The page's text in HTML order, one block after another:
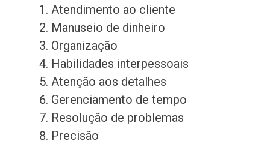
Atendimento ao cliente
Manuseio de dinheiro
Organização
Habilidades interpessoais
Atenção aos detalhes
Gerenciamento de tempo
Resolução de problemas
Precisão